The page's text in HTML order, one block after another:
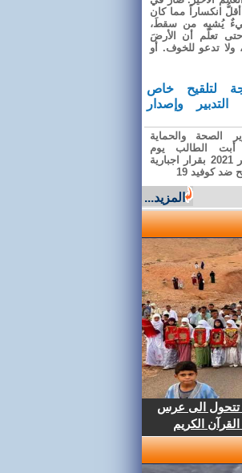
انكساراً مما كان
يُشبِه من سقطَ،
تعلّم أن الأرضَ
ولا تدعو للخوف. أو
لتلقيح خاص
وإصدار
الصحة والحماية
أبت الطالب يوم
الخميس 21 أكتوبر 2021 بقرار اجبارية
ضد كوفيد 19
المزيد...
تتحول الى عرس
الكريم